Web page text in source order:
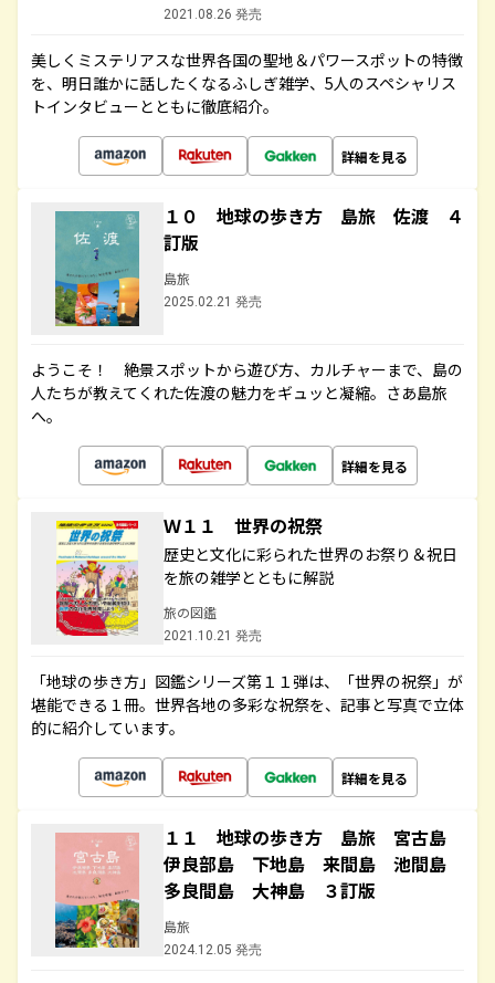
2021.08.26 発売
美しくミステリアスな世界各国の聖地＆パワースポットの特徴
を、明日誰かに話したくなるふしぎ雑学、5人のスペシャリス
トインタビューとともに徹底紹介。
詳細を見る
１０ 地球の歩き方 島旅 佐渡 ４
訂版
島旅
2025.02.21 発売
ようこそ！ 絶景スポットから遊び方、カルチャーまで、島の
人たちが教えてくれた佐渡の魅力をギュッと凝縮。さあ島旅
へ。
詳細を見る
Ｗ１１ 世界の祝祭
歴史と文化に彩られた世界のお祭り＆祝日
を旅の雑学とともに解説
旅の図鑑
2021.10.21 発売
「地球の歩き方」図鑑シリーズ第１１弾は、「世界の祝祭」が
堪能できる１冊。世界各地の多彩な祝祭を、記事と写真で立体
的に紹介しています。
詳細を見る
１１ 地球の歩き方 島旅 宮古島
伊良部島 下地島 来間島 池間島
多良間島 大神島 ３訂版
島旅
2024.12.05 発売